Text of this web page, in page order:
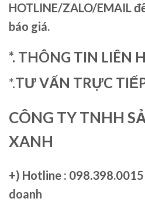
HOTLINE/ZALO/EMAIL
báo giá.
*. THÔNG TIN LIÊN
*.TƯ VẤN TRỰC
CÔNG TY TNHH
XANH
+) Hotline : 098.398.0015
doanh